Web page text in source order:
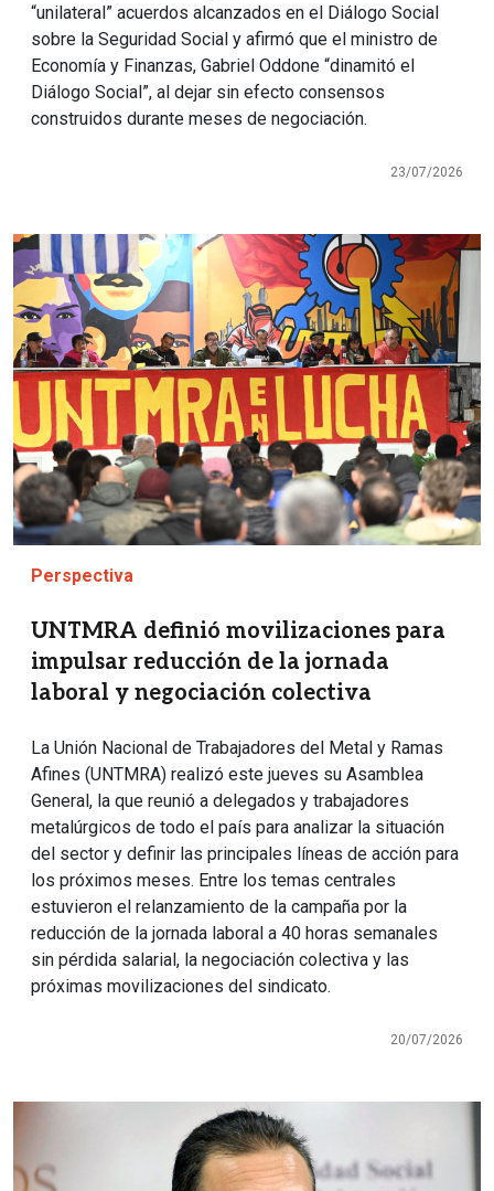
“unilateral” acuerdos alcanzados en el Diálogo Social
sobre la Seguridad Social y afirmó que el ministro de
Economía y Finanzas, Gabriel Oddone “dinamitó el
Diálogo Social”, al dejar sin efecto consensos
construidos durante meses de negociación.
23/07/2026
Imagen
Perspectiva
UNTMRA definió movilizaciones para
impulsar reducción de la jornada
laboral y negociación colectiva
La Unión Nacional de Trabajadores del Metal y Ramas
Afines (UNTMRA) realizó este jueves su Asamblea
General, la que reunió a delegados y trabajadores
metalúrgicos de todo el país para analizar la situación
del sector y definir las principales líneas de acción para
los próximos meses. Entre los temas centrales
estuvieron el relanzamiento de la campaña por la
reducción de la jornada laboral a 40 horas semanales
sin pérdida salarial, la negociación colectiva y las
próximas movilizaciones del sindicato.
20/07/2026